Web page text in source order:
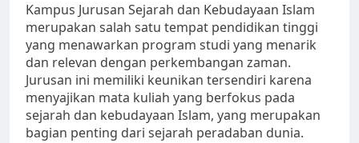
Kampus Jurusan Sejarah dan Kebudayaan Islam
merupakan salah satu tempat pendidikan tinggi
yang menawarkan program studi yang menarik
dan relevan dengan perkembangan zaman.
Jurusan ini memiliki keunikan tersendiri karena
menyajikan mata kuliah yang berfokus pada
sejarah dan kebudayaan Islam, yang merupakan
bagian penting dari sejarah peradaban dunia.